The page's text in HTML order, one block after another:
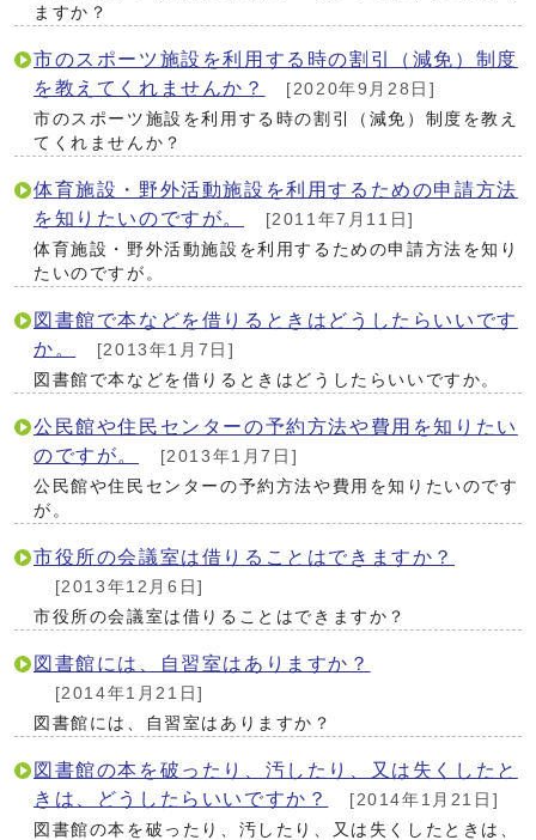
ますか？
市のスポーツ施設を利用する時の割引（減免）制度
を教えてくれませんか？
[2020年9月28日]
市のスポーツ施設を利用する時の割引（減免）制度を教え
てくれませんか？
体育施設・野外活動施設を利用するための申請方法
を知りたいのですが。
[2011年7月11日]
体育施設・野外活動施設を利用するための申請方法を知り
たいのですが。
図書館で本などを借りるときはどうしたらいいです
か。
[2013年1月7日]
図書館で本などを借りるときはどうしたらいいですか。
公民館や住民センターの予約方法や費用を知りたい
のですが。
[2013年1月7日]
公民館や住民センターの予約方法や費用を知りたいのです
が。
市役所の会議室は借りることはできますか？
[2013年12月6日]
市役所の会議室は借りることはできますか？
図書館には、自習室はありますか？
[2014年1月21日]
図書館には、自習室はありますか？
図書館の本を破ったり、汚したり、又は失くしたと
きは、どうしたらいいですか？
[2014年1月21日]
図書館の本を破ったり、汚したり、又は失くしたときは、